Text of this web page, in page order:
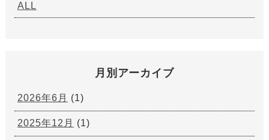
ALL
月別アーカイブ
2026年6月 (1)
2025年12月 (1)